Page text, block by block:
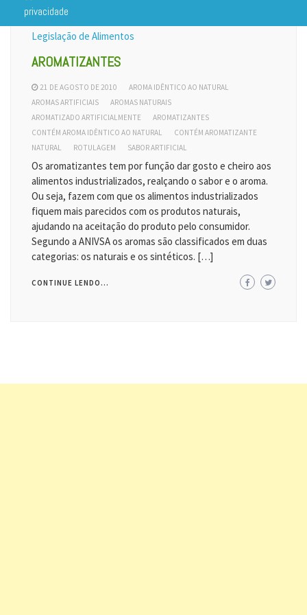
privacidade
Legislação de Alimentos
AROMATIZANTES
21 DE AGOSTO DE 2010
AROMA IDÊNTICO AO NATURAL
AROMAS ARTIFICIAIS
AROMAS NATURAIS
AROMATIZADO ARTIFICIALMENTE
AROMATIZANTES
CONTÉM AROMA IDÊNTICO AO NATURAL
CONTÉM AROMATIZANTE
NATURAL
ROTULAGEM SABOR ARTIFICIAL
Os aromatizantes tem por função dar gosto e cheiro aos
alimentos industrializados, realçando o sabor e o aroma.
Ou seja, fazem com que os alimentos industrializados
fiquem mais parecidos com os produtos naturais,
ajudando na aceitação do produto pelo consumidor.
Segundo a ANIVSA os aromas são classificados em duas
categorias: os naturais e os sintéticos. […]
CONTINUE LENDO...